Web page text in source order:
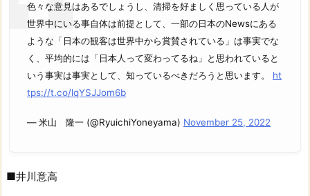
色々な意見はあるでしょうし、清掃を好ましく思っている人が
世界中にいる事自体は前提として、一部の日本のNewsにある
ような「日本の観客は世界中から賞賛されている」は事実でな
く、平均的には「日本人って変わってるね」と思われていると
いう事実は事実として、知っているべきだろうと思います。 ht
tps://t.co/lqYSJJom6b
— 米山 隆一 (@RyuichiYoneyama) November 25, 2022
■井川意高